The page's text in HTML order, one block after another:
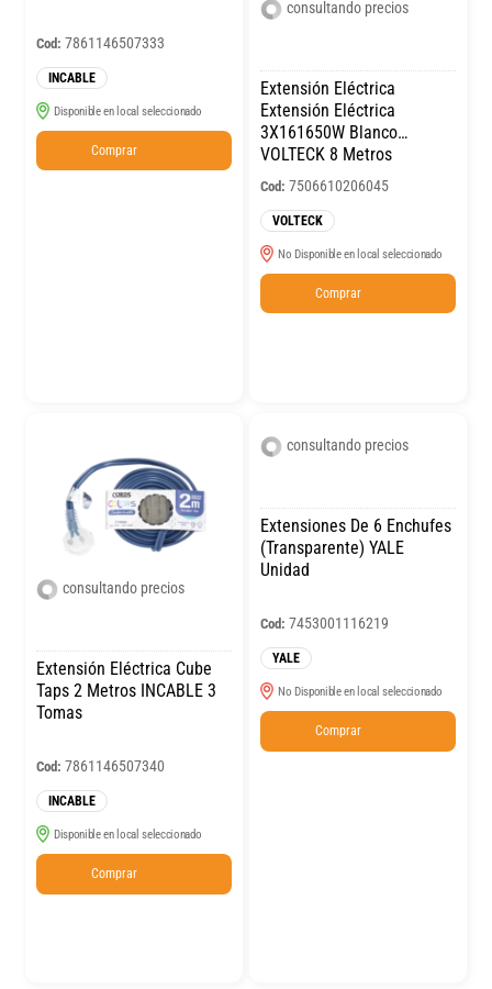
Cod: 7861146507333
INCABLE
Disponible en local seleccionado
Comprar
consultando precios
Extensión Eléctrica
Extensión Eléctrica
3X161650W Blanco
VOLTECK 8 Metros
Cod: 7506610206045
VOLTECK
No Disponible en local seleccionado
Comprar
consultando precios
Extensión Eléctrica Cube
Taps 2 Metros INCABLE 3
Tomas
Cod: 7861146507340
INCABLE
Disponible en local seleccionado
Comprar
consultando precios
Extensiones De 6 Enchufes
(Transparente) YALE
Unidad
Cod: 7453001116219
YALE
No Disponible en local seleccionado
Comprar